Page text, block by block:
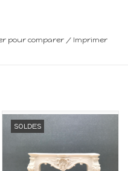
pour comparer / Imprimer
SOLDES